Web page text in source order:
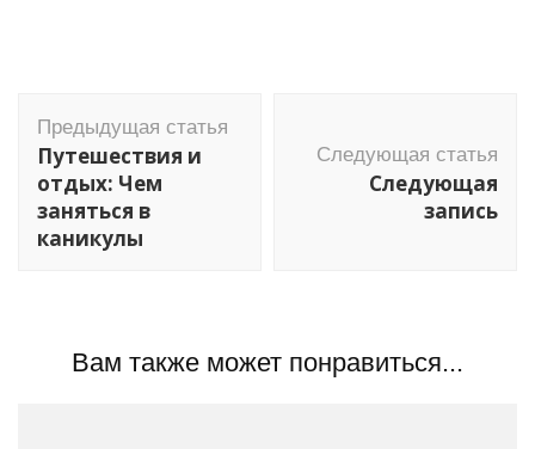
по
записям
Предыдущая статья
Путешествия и
отдых: Чем
заняться в
каникулы
Следующая статья
Следующая
запись
Вам также может понравиться...